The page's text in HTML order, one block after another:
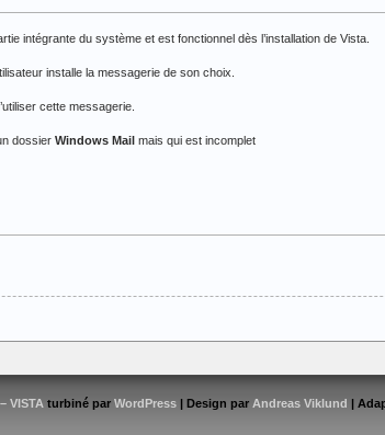
intégrante du système et est fonctionnel dès l’installation de Vista.
installe la messagerie de son choix.
cette messagerie.
dossier Windows Mail mais qui est incomplet
VISTA turbiné par WordPress | Design par Andreas Viklund |